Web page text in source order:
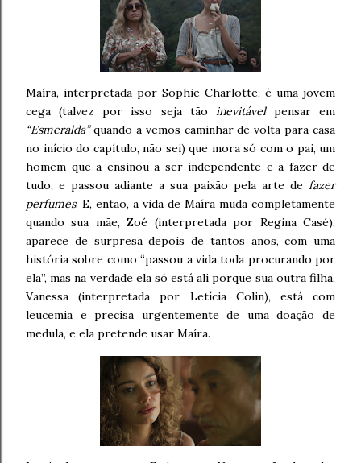
Maíra, interpretada por Sophie Charlotte, é uma jovem
cega (talvez por isso seja tão inevitávelpensar em
“Esmeralda”quando a vemos caminhar de volta para casa
no início do capítulo, não sei) que mora só com o pai, um
homem que a ensinou a ser independente e a fazer de
tudo, e passou adiante a sua paixão pela arte de fazer
perfumes. E, então, a vida de Maíra muda completamente
quando sua mãe, Zoé (interpretada por Regina Casé),
aparece de surpresa depois de tantos anos, com uma
história sobre como “passou a vida toda procurando por
ela”, mas na verdade ela só está ali porque sua outra filha,
Vanessa (interpretada por Letícia Colin), está com
leucemia e precisa urgentemente de uma doação de
medula, e ela pretende usar Maíra.